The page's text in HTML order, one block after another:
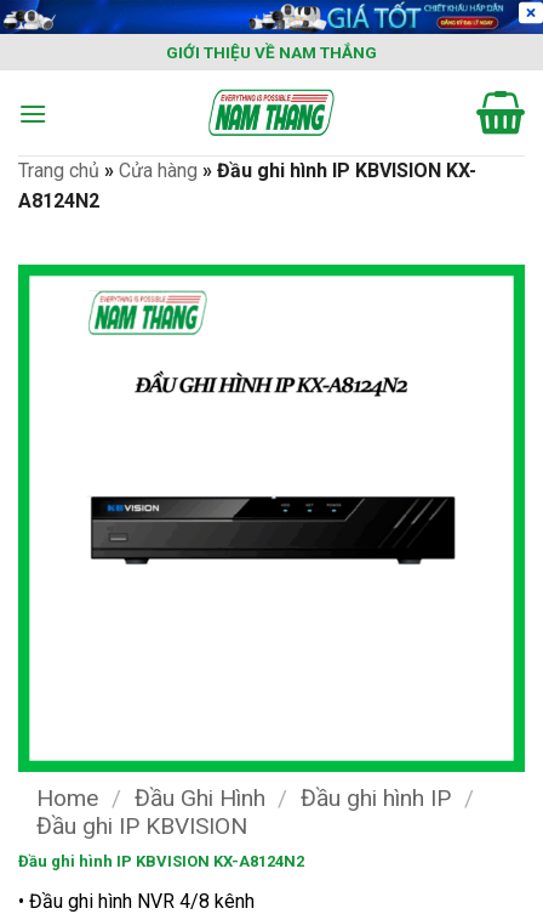
Skip
content
GIỚI THIỆU VỀ NAM THẮNG
Trang chủ » Cửa hàng » Đầu ghi hình IP KBVISION KX-
A8124N2
Home / Đầu Ghi Hình / Đầu ghi hình IP /
Đầu ghi IP KBVISION
Đầu ghi hình IP KBVISION KX-A8124N2
• Đầu ghi hình NVR 4/8 kênh